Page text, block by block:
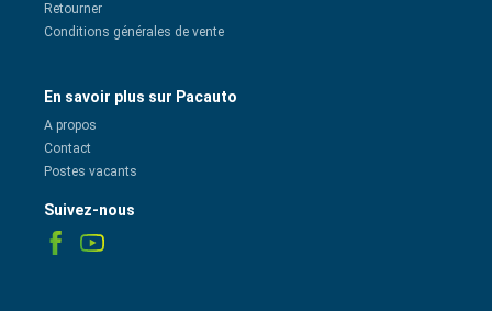
Retourner
Conditions générales de vente
En savoir plus sur Pacauto
A propos
Contact
Postes vacants
Suivez-nous